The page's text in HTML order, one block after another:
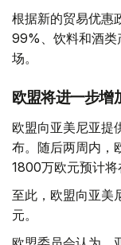
根据新的贸易优惠
99%、饮料和酒类
场。
欧盟将进一步增
欧盟向亚美尼亚提
布。随后两周内，
1800万欧元预计将
至此，欧盟向亚美
元。